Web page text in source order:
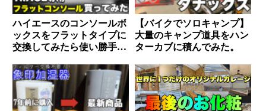
ハイエースのコンソールボ
ックスをフラットタイプに
交換してみたら使い勝手が
【バイクでソロキャンプ】
大量のキャンプ道具をハン
ターカブに積んでみた。